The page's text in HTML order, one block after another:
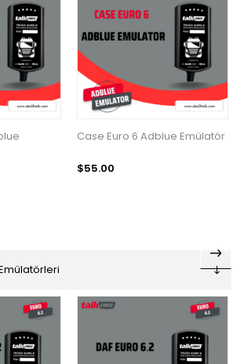
Case Euro 6 Adblue Emülatör
$55.00